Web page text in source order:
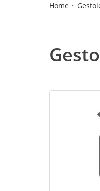
Home